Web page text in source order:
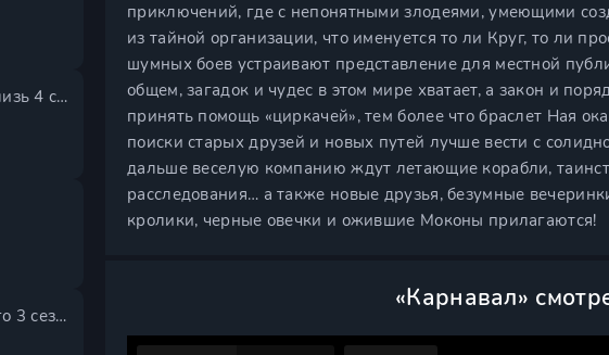
приключений, где с непонятными злодеями, умеющими
из тайной организации, что именуется то ли Круг, то ли
шумных боев устраивают представление для местной
общем, загадок и чудес в этом мире хватает, а закон и
принять помощь «циркачей», тем более что браслет Ная
поиски старых друзей и новых путей лучше вести с
дальше веселую компанию ждут летающие корабли,
расследования… а также новые друзья, безумные
кролики, черные овечки и ожившие Моконы прилагаются!
«Карнавал»
О моем перерождении в слизь 4 сезон
Реинкарнация безработного 3 сезон